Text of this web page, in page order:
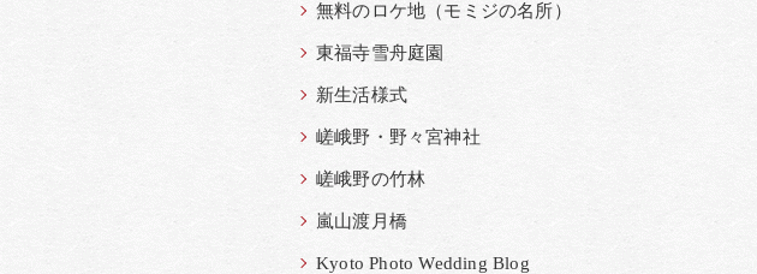
無料のロケ地（モミジの名所）
東福寺雪舟庭園
新生活様式
嵯峨野・野々宮神社
嵯峨野の竹林
嵐山渡月橋
Kyoto Photo Wedding Blog